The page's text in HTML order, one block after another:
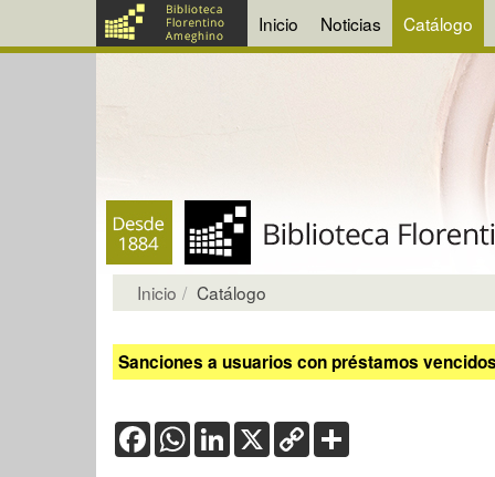
Inicio Noticias Catálogo
Inicio Catálogo
Sanciones a usuarios con préstamos
FacebookWhatsApp
LinkedIn
X Copy
Link